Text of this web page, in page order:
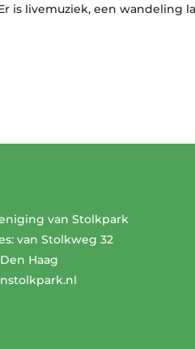
is livemuziek, een wandeling
van Stolkpark
van Stolkweg 32
Haag